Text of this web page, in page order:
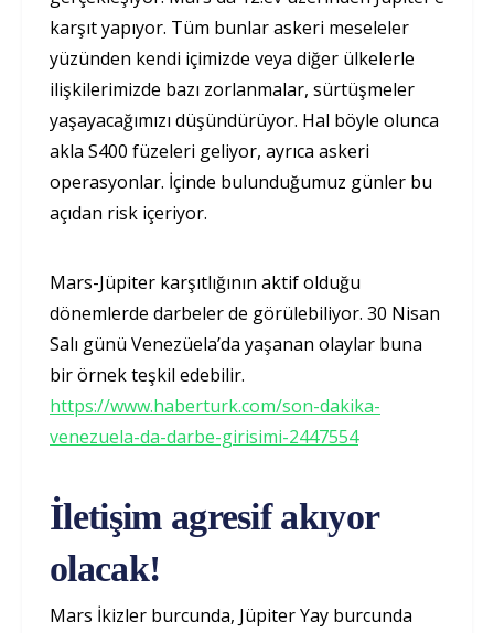
karşıt yapıyor. Tüm bunlar askeri meseleler
yüzünden kendi içimizde veya diğer ülkelerle
ilişkilerimizde bazı zorlanmalar, sürtüşmeler
yaşayacağımızı düşündürüyor. Hal böyle olunca
akla S400 füzeleri geliyor, ayrıca askeri
operasyonlar. İçinde bulunduğumuz günler bu
açıdan risk içeriyor.
Mars-Jüpiter karşıtlığının aktif olduğu
dönemlerde darbeler de görülebiliyor. 30 Nisan
Salı günü Venezüela’da yaşanan olaylar buna
bir örnek teşkil edebilir.
https://www.haberturk.com/son-dakika-
venezuela-da-darbe-girisimi-2447554
İletişim agresif akıyor
olacak!
Mars İkizler burcunda, Jüpiter Yay burcunda